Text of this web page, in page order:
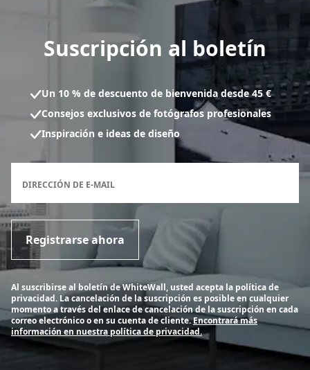
Suscripción al boletín
Un 10 % de descuento de bienvenida desde 45 €
Consejos exclusivos de fotógrafos profesionales
Inspiración e ideas de diseño
DIRECCIÓN DE E-MAIL
Registrarse ahora
Al suscribirse al boletín de WhiteWall, usted acepta la política de
privacidad. La cancelación de la suscripción es posible en cualquier
momento a través del enlace de cancelación de la suscripción en cada
correo electrónico o en su cuenta de cliente.Encontrará más
información en nuestra política de privacidad.